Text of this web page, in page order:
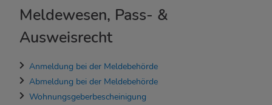
Meldewesen, Pass- &
Ausweisrecht
Anmeldung bei der Meldebehörde
Abmeldung bei der Meldebehörde
Wohnungsgeberbescheinigung